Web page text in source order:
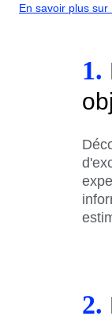
En savoir plus
1.
2.